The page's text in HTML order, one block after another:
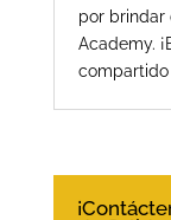
por brindar
Academy.
compartido